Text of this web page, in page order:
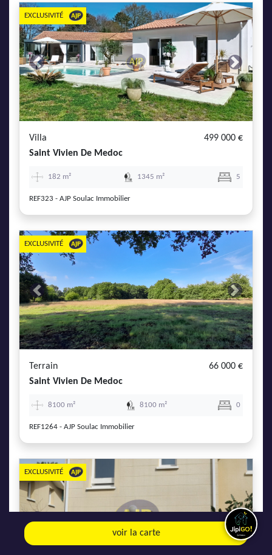
Previous Next
EXCLUSIVITÉ
Villa
499 000 €
Saint Vivien De Medoc
182 m² 1345 m² 5
REF323 - AJP Soulac Immobilier
Previous Next
EXCLUSIVITÉ
Terrain
66 000 €
Saint Vivien De Medoc
8100 m² 8100 m² 0
REF1264 - AJP Soulac Immobilier
Next
EXCLUSIVITÉ
voir la carte